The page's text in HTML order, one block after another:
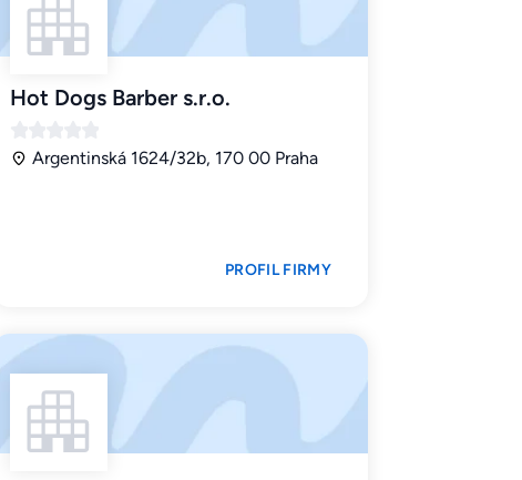
Hot Dogs Barber s.r.o.
Argentinská 1624/32b, 170 00 Praha
PROFIL FIRMY